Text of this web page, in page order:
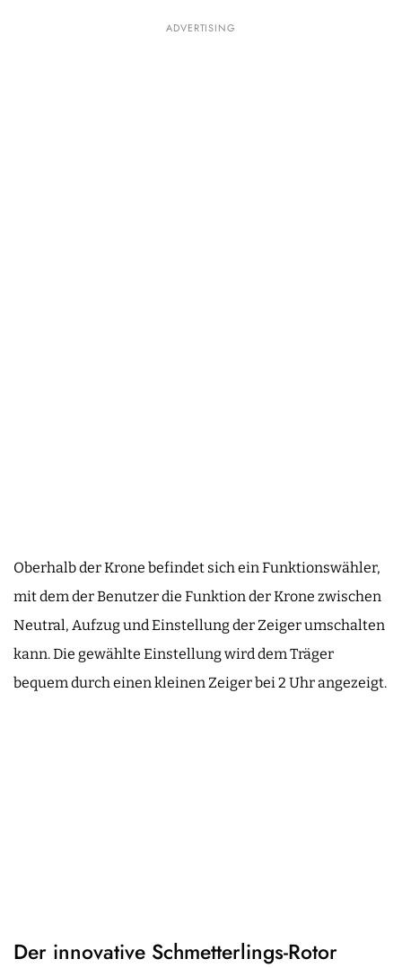
ADVERTISING
Oberhalb der Krone befindet sich ein Funktionswähler,
mit dem der Benutzer die Funktion der Krone zwischen
Neutral, Aufzug und Einstellung der Zeiger umschalten
kann. Die gewählte Einstellung wird dem Träger
bequem durch einen kleinen Zeiger bei 2 Uhr angezeigt.
Der innovative Schmetterlings-Rotor